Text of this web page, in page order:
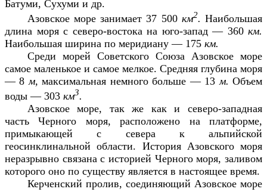
Батуми, Сухуми и др.
Азовское море занимает 37 500 км2. Наибольшая
длина моря с северо-востока на юго-запад — 360 км.
Наибольшая ширина по меридиану — 175 км.
Среди морей Советского Союза Азовское море
самое маленькое и самое мелкое. Средняя глубина моря
— 8м,максимальная немного больше — 13м.Объем
воды — 303 км3.
Азовское море, так же как и северо-западная
часть Черного моря, расположено на платформе,
примыкающей с севера к альпийской
геосинклинальной области. История Азовского моря
неразрывно связана с историей Черного моря, заливом
которого оно по существу является в настоящее время.
Керченский пролив, соединяющий Азовское море